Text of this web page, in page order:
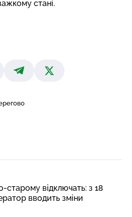
стані.
старому відключать: з 18
вводить зміни